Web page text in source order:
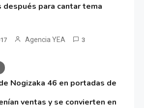
después para cantar tema
Agencia YEA 3
Nogizaka 46 en portadas de
ventas y se convierten en